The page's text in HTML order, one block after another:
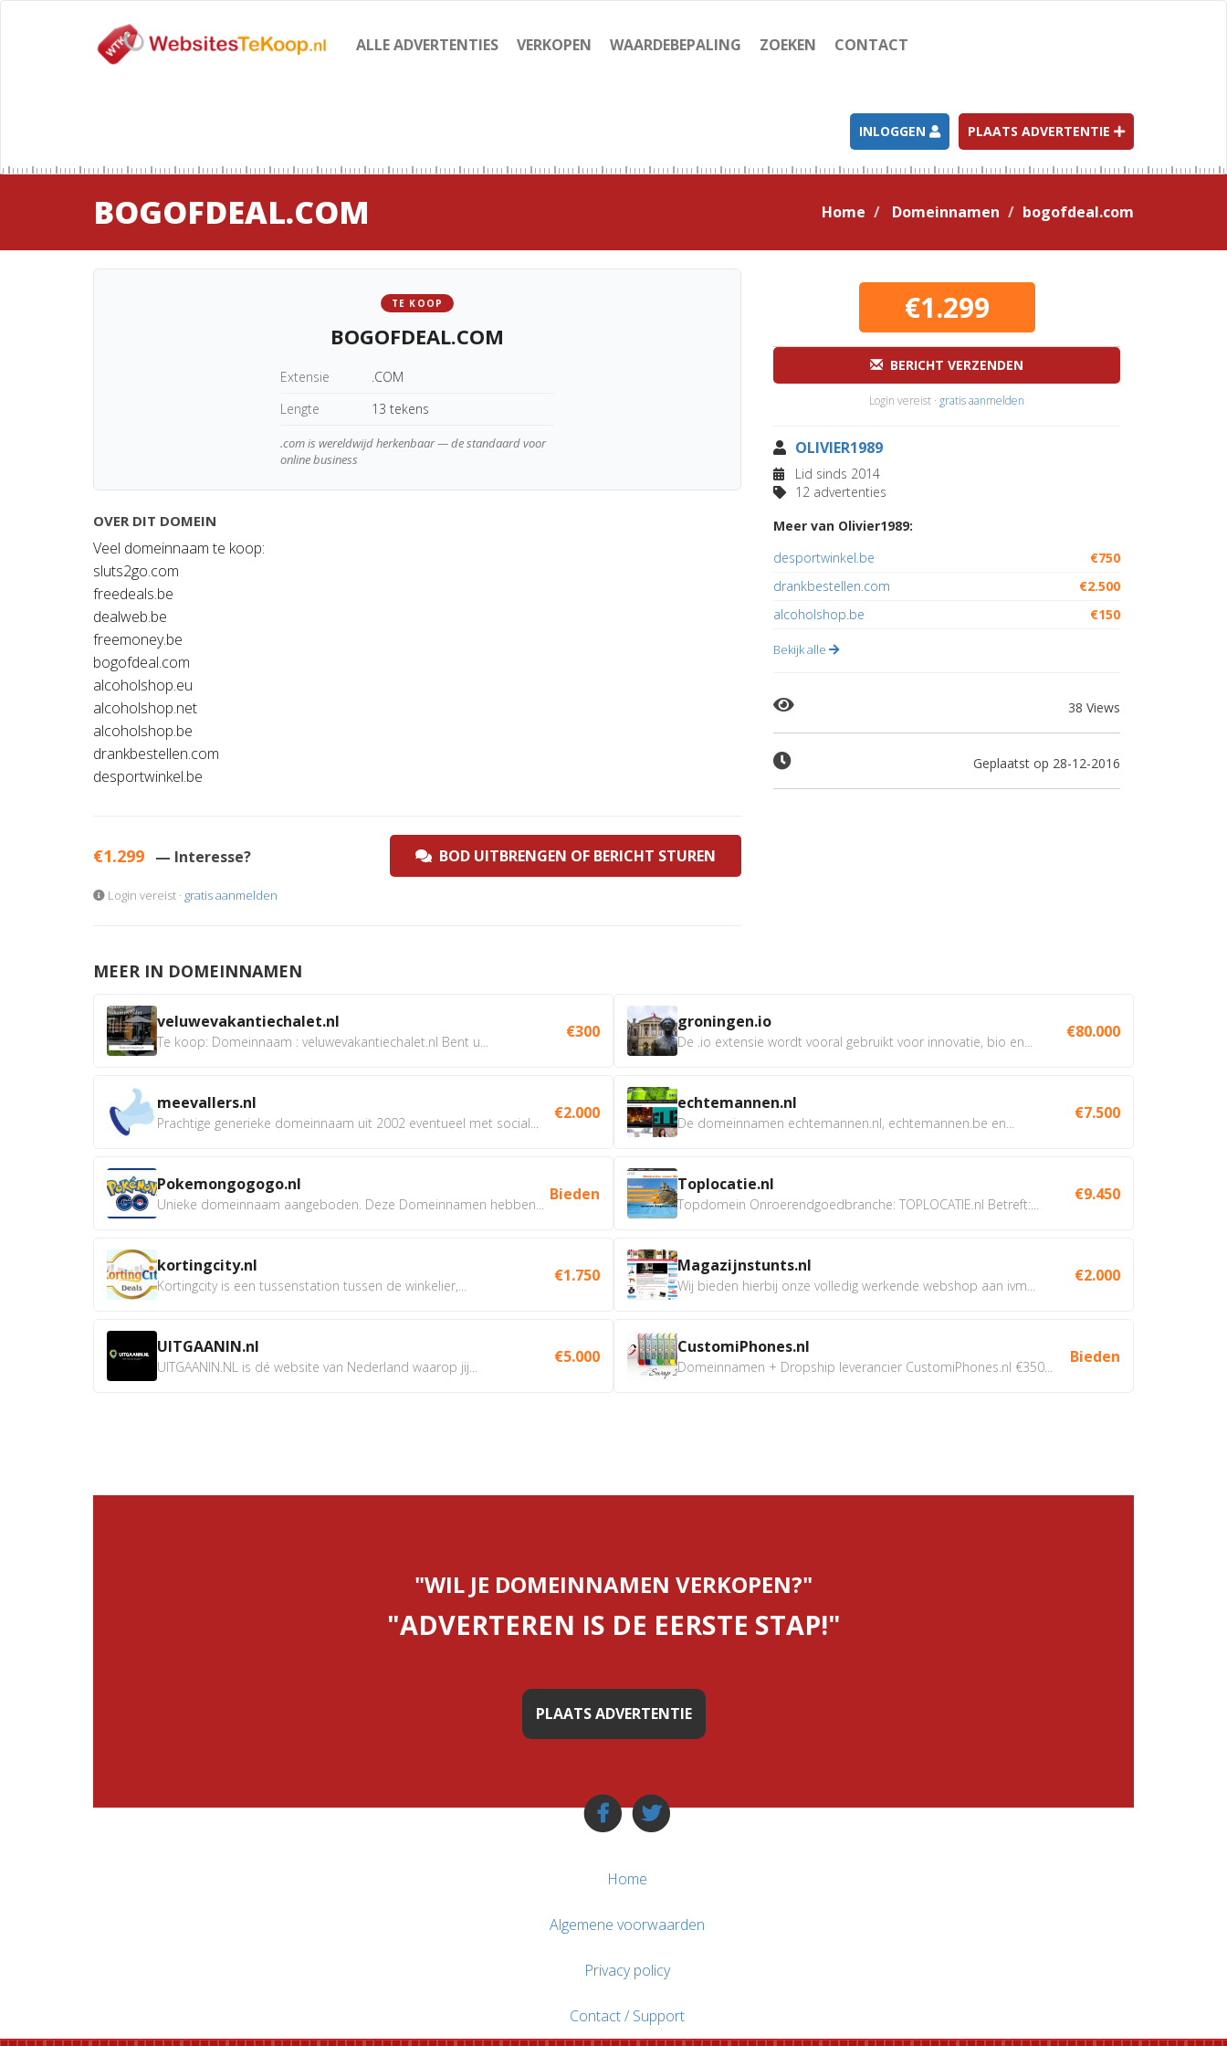
ALLE ADVERTENTIES VERKOPEN WAARDEBEPALING ZOEKEN CONTACT
INLOGGEN PLAATS ADVERTENTIE
BOGOFDEAL.COM Home Domeinnamen bogofdeal.com
TE KOOP
BOGOFDEAL.COM
Extensie
.COM
Lengte
13 tekens
.com is wereldwijd herkenbaar — de standaard voor
online business
OVER DIT DOMEIN
Veel domeinnaam te koop:
sluts2go.com
freedeals.be
dealweb.be
freemoney.be
bogofdeal.com
alcoholshop.eu
alcoholshop.net
alcoholshop.be
drankbestellen.com
desportwinkel.be
€1.299 — Interesse? BOD UITBRENGEN OF BERICHT STUREN
Login vereist · gratis aanmelden
€1.299
BERICHT VERZENDEN
Login vereist · gratis aanmelden
OLIVIER1989
Lid sinds 2014
12 advertenties
Meer van Olivier1989:
desportwinkel.be
€750
drankbestellen.com
€2.500
alcoholshop.be
€150
Bekijk alle
38 Views
Geplaatst op 28-12-2016
MEER IN DOMEINNAMEN
veluwevakantiechalet.nl
Te koop: Domeinnaam : veluwevakantiechalet.nl Bent u...
€300
meevallers.nl
Prachtige generieke domeinnaam uit 2002 eventueel met social...
€2.000
Pokemongogogo.nl
Unieke domeinnaam aangeboden. Deze Domeinnamen hebben...
Bieden
kortingcity.nl
Kortingcity is een tussenstation tussen de winkelier,...
€1.750
UITGAANIN.nl
UITGAANIN.NL is dé website van Nederland waarop jij...
€5.000
groningen.io
De .io extensie wordt vooral gebruikt voor innovatie, bio en...
€80.000
echtemannen.nl
De domeinnamen echtemannen.nl, echtemannen.be en...
€7.500
Toplocatie.nl
Topdomein Onroerendgoedbranche: TOPLOCATIE.nl Betreft:...
€9.450
Magazijnstunts.nl
Wij bieden hierbij onze volledig werkende webshop aan ivm...
€2.000
CustomiPhones.nl
Domeinnamen + Dropship leverancier CustomiPhones.nl €350...
Bieden
"WIL JE DOMEINNAMEN VERKOPEN?"
"ADVERTEREN IS DE EERSTE STAP!"
PLAATS ADVERTENTIE
Home
Algemene voorwaarden
Privacy policy
Contact / Support